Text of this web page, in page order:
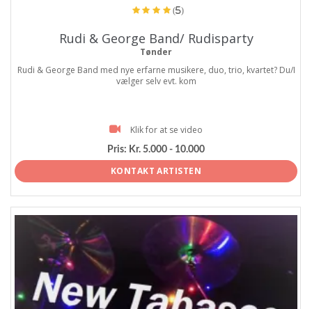
(5)
Rudi & George Band/ Rudisparty
Tønder
Rudi & George Band med nye erfarne musikere, duo, trio, kvartet? Du/I
vælger selv evt. kom
Klik for at se video
Pris: Kr. 5.000 - 10.000
KONTAKT ARTISTEN